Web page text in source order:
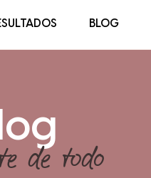
BLOG
de todo